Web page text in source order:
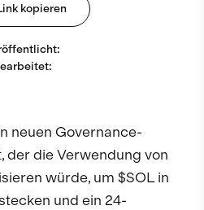
kopieren
:
:
neuen Governance-
der die Verwendung von
würde, um $SOL in
und ein 24-